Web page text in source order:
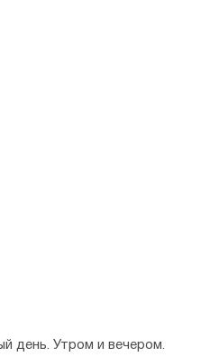
день. Утром и вечером.